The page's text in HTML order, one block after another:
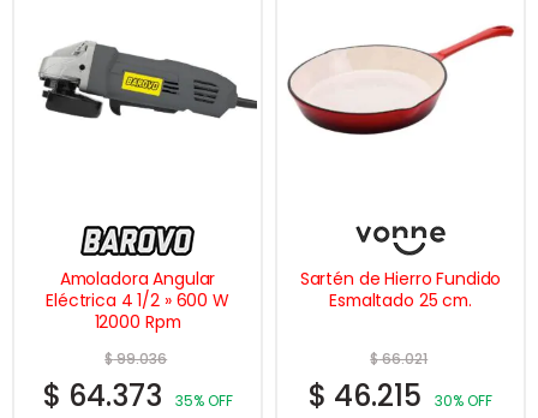
Amoladora Angular
Eléctrica 4 1/2 » 600 W
12000 Rpm
$99.036
$ 64.373 35% OFF
Sartén de Hierro Fundido
Esmaltado 25 cm.
$66.021
$ 46.215 30% OFF